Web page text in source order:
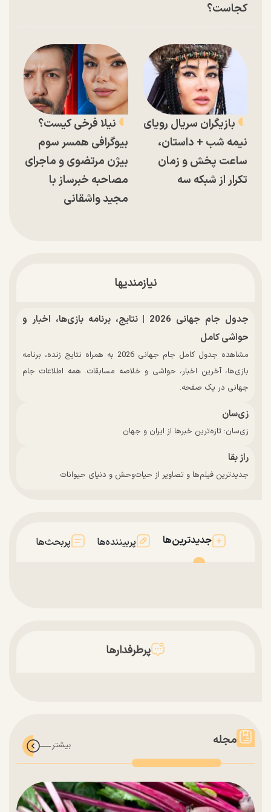
کجاست؟
بازیگران سریال رویای
نیمه شب + داستان،
ساعت پخش و زمان
تکرار از شبکه سه
نیلا فرخی کیست؟
بیوگرافی همسر سوم
بیژن مرتضوی و ماجرای
مصاحبه خبرساز با
مجید واشقانی
نیازمندیها
جدول جام جهانی 2026 | نتایج، برنامه بازی‌ها، اخبار و
حواشی کامل
مشاهده جدول کامل جام جهانی 2026 به همراه نتایج زنده، برنامه
بازی‌ها، آخرین اخبار، حواشی و خلاصه مسابقات. همه اطلاعات جام
جهانی در یک صفحه.
زی‌سان
زی‌سان: تازه‌ترین خبرها از ایران و جهان
راز بقا
جدیدترین فیلم‌ها و تصاویر از حیات‌وحش و دنیای حیوانات
جدیدترین‌ها پربیننده‌ها پربحث‌ها
پرطرفدارها
مجله